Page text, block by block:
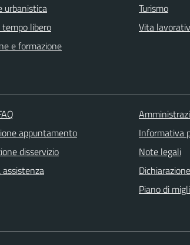
urbanistica
libero
e formazione
Turismo
Vita
appuntamento
disservizio
Informativa
Note legali
Piano di